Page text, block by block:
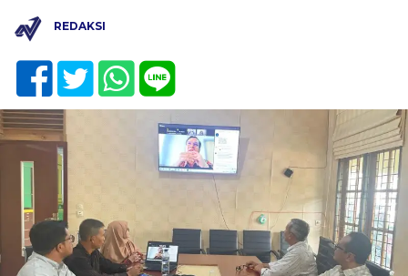
REDAKSI